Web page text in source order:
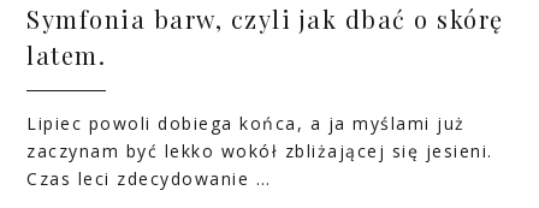
Symfonia barw, czyli jak dbać o skórę
latem.
Lipiec powoli dobiega końca, a ja myślami już
zaczynam być lekko wokół zbliżającej się jesieni.
Czas leci zdecydowanie …